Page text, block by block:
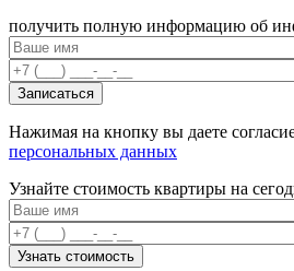
получить полную информацию об
Нажимая на кнопку вы даете
персональных данных
Узнайте стоимость квартиры на